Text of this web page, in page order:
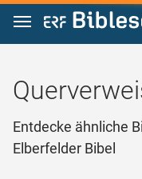
Zum Inhalt springen
Entdecke ähnliche
Elberfelder Bibel